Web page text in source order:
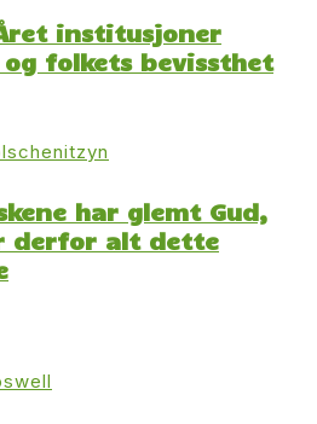
institusjoner
folkets bevissthet
har glemt Gud,
derfor alt dette